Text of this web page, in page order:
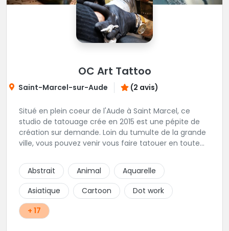
OC Art Tattoo
Saint-Marcel-sur-Aude (2 avis)
Situé en plein coeur de l'Aude à Saint Marcel, ce
studio de tatouage crée en 2015 est une pépite de
création sur demande. Loin du tumulte de la grande
ville, vous pouvez venir vous faire tatouer en toute
projet avec Alex. Une superbe adresse dans l'aude.
Abstrait Animal
Aquarelle
Asiatique
Cartoon
Dot work
+ 17